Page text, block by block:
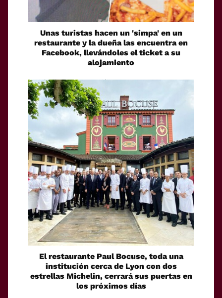
Unas turistas hacen un 'simpa' en un
restaurante y la dueña las encuentra en
Facebook, llevándoles el ticket a su
alojamiento
El restaurante Paul Bocuse, toda una
institución cerca de Lyon con dos
estrellas Michelin, cerrará sus puertas en
los próximos días